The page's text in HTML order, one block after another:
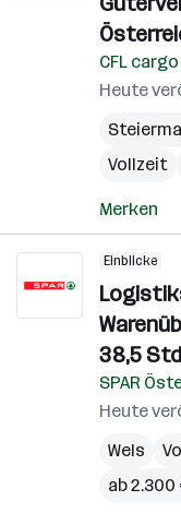
CFL
Heute
Vollzeit
Merken
Einblicke
38,5
SPAR
Heute
Wels
ab